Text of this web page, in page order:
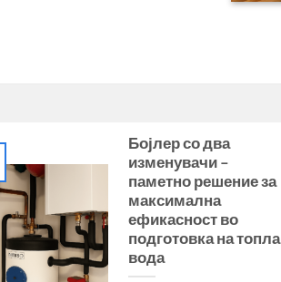
Бојлер со два
изменувачи –
паметно решение за
максимална
ефикасност во
подготовка на топла
вода